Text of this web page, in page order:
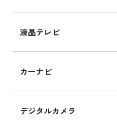
液晶テレビ
カーナビ
デジタルカメラ